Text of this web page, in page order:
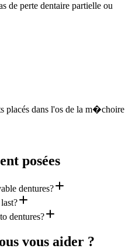
de perte dentaire partielle ou
placés dans l'os de la m�choire
posées
dentures?
dentures?
vous aider ?